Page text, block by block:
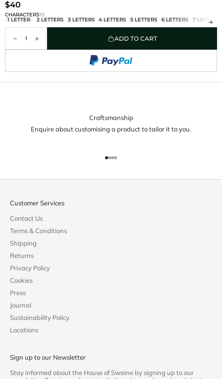
$40
CHARACTERS10
1 LETTER 2 LETTERS 3 LETTERS 4 LETTERS 5 LETTERS 6 LETTERS 7 LETTERS
ADD TO CART
Craftsmanship
Enquire about customising a product to tailor it to you.
Go to item 1
Go to item 2
Go to item 3
Go to item 4
Customer Services
Contact Us
Terms & Conditions
Shipping
Returns
Privacy Policy
Cookies
Press
Journal
Sustainability Policy
Locations
Sign up to our Newsletter
Stay informed about the House of Swaine by signing up to our